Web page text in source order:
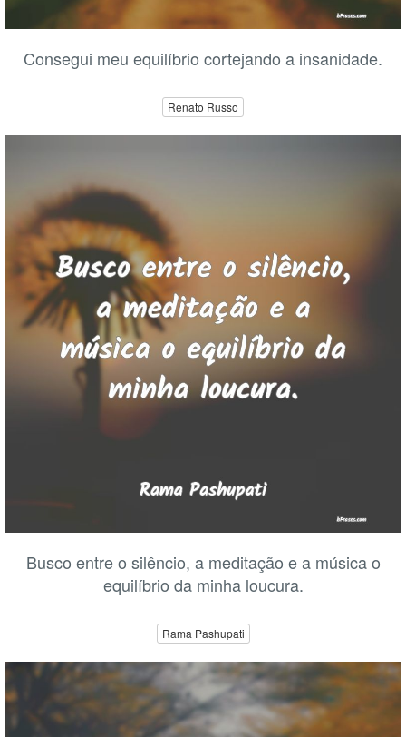
Consegui meu equilíbrio cortejando a insanidade.
Renato Russo
Busco entre o silêncio, a meditação e a música o
equilíbrio da minha loucura.
Rama Pashupati